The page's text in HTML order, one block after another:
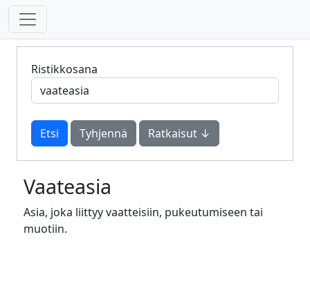
Ristikkosana
Tyhjennä Ratkaisut ↓
Vaateasia
Asia, joka liittyy vaatteisiin, pukeutumiseen tai
muotiin.